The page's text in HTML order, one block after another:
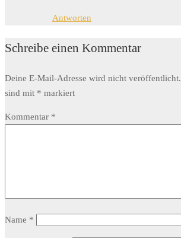
Antworten
Schreibe einen Kommentar
Deine E-Mail-Adresse wird nicht veröffentlicht.
sind mit * markiert
Kommentar *
Name *